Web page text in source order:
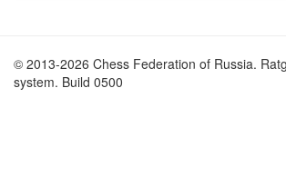
© 2013-2026 Chess Federation of Russia.
system. Build 0500